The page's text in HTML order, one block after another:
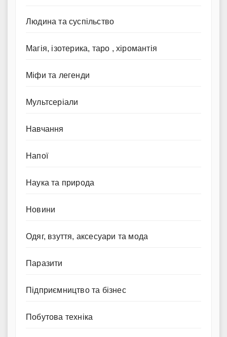
Людина та суспільство
Магія, ізотерика, таро , хіромантія
Міфи та легенди
Мультсеріали
Навчання
Напої
Наука та природа
Новини
Одяг, взуття, аксесуари та мода
Паразити
Підприємництво та бізнес
Побутова техніка